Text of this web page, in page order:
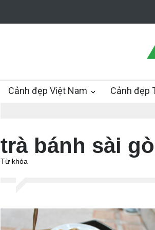
Cảnh đẹp Việt Nam Cảnh đẹp
trà bánh sài
Từ khóa